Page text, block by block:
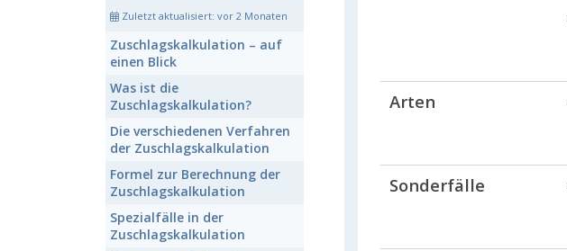
Zuletzt aktualisiert: vor 2 Monaten
Zuschlagskalkulation – auf
einen Blick
Was ist die
Zuschlagskalkulation?
Die verschiedenen Verfahren
der Zuschlagskalkulation
Formel zur Berechnung der
Zuschlagskalkulation
Spezialfälle in der
Zuschlagskalkulation
Arten
Sonderfälle